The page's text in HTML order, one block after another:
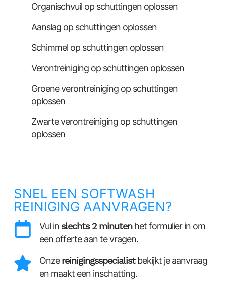
Organischvuil op schuttingen oplossen
Aanslag op schuttingen oplossen
Schimmel op schuttingen oplossen
Verontreiniging op schuttingen oplossen
Groene verontreiniging op schuttingen
oplossen
Zwarte verontreiniging op schuttingen
oplossen
SNEL EEN SOFTWASH
REINIGING AANVRAGEN?
Vul in slechts 2 minutenhet formulier in om
een offerte aan te vragen.
Onzereinigingsspecialistbekijkt je aanvraag
en maakt een inschatting.